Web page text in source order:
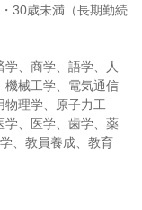
30歳未満（長期勤続
、商学、語学、人
機械工学、電気通信
物理学、原子力工
学、医学、歯学、薬
、教員養成、教育